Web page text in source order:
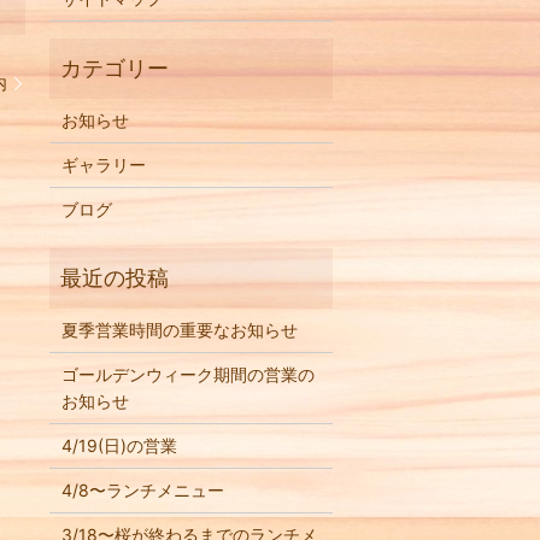
お知らせ
ギャラリー
ブログ
夏季営業時間の重要なお知らせ
ゴールデンウィーク期間の営業の
お知らせ
4/19(日)の営業
4/8〜ランチメニュー
3/18〜桜が終わるまでのランチメ